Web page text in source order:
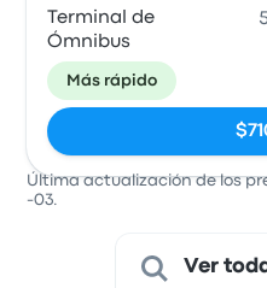
Terminal de
Ómnibus
Más rápido
Última actualización de los
-03.
Ver